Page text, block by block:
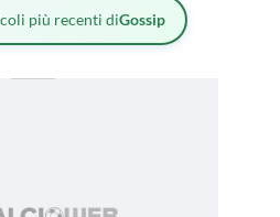
più recenti diGossip